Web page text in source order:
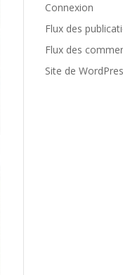
Connexion
Flux des
Flux des
Site de